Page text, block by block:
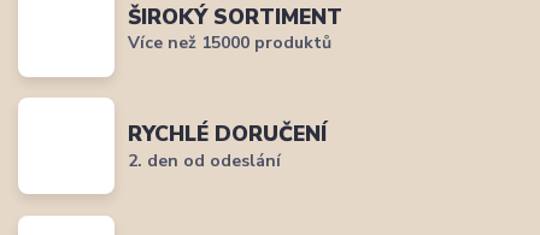
ŠIROKÝ SORTIMENT
Více než 15000 produktů
RYCHLÉ DORUČENÍ
2. den od odeslání